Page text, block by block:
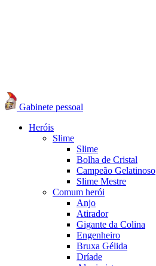
Gabinete pessoal
Heróis
Slime
Slime
Bolha de Cristal
Campeão Gelatinoso
Slime Mestre
Comum herói
Anjo
Atirador
Gigante da Colina
Engenheiro
Bruxa Gélida
Dríade